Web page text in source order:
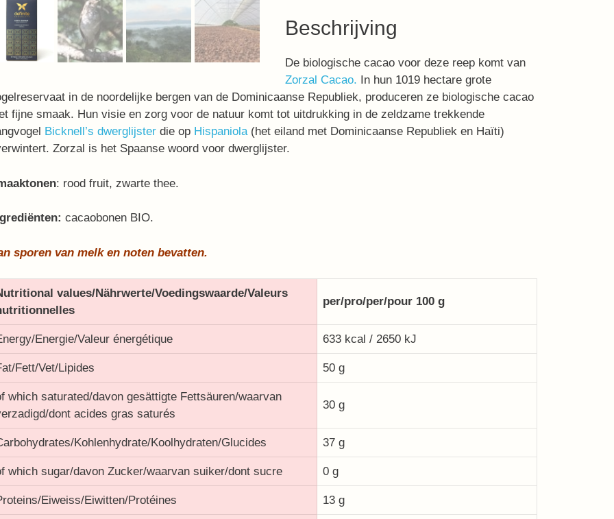
Beschrijving
De biologische cacao voor deze reep komt van
Zorzal Cacao. In hun 1019 hectare grote
in de noordelijke bergen van de Dominicaanse Republiek, produceren ze biologische cacao
fijne smaak. Hun visie en zorg voor de natuur komt tot uitdrukking in de zeldzame trekkende
Bicknell’s dwerglijster die op Hispaniola(het eiland met Dominicaanse Republiek en Haïti)
Zorzal is het Spaanse woord voor dwerglijster.
: rood fruit, zwarte thee.
cacaobonen BIO.
sporen van melk en noten bevatten.
values/Nährwerte/Voedingswaarde/Valeurs
per/pro/per/pour 100 g
Energie/Valeur énergétique 633 kcal / 2650 kJ
Fett/Vet/Lipides 50 g
which saturated/davon gesättigte Fettsäuren/waarvan
dont acides gras saturés
30 g
Kohlenhydrate/Koolhydraten/Glucides 37 g
which sugar/davon Zucker/waarvan suiker/dont sucre 0 g
Eiweiss/Eiwitten/Protéines 13 g